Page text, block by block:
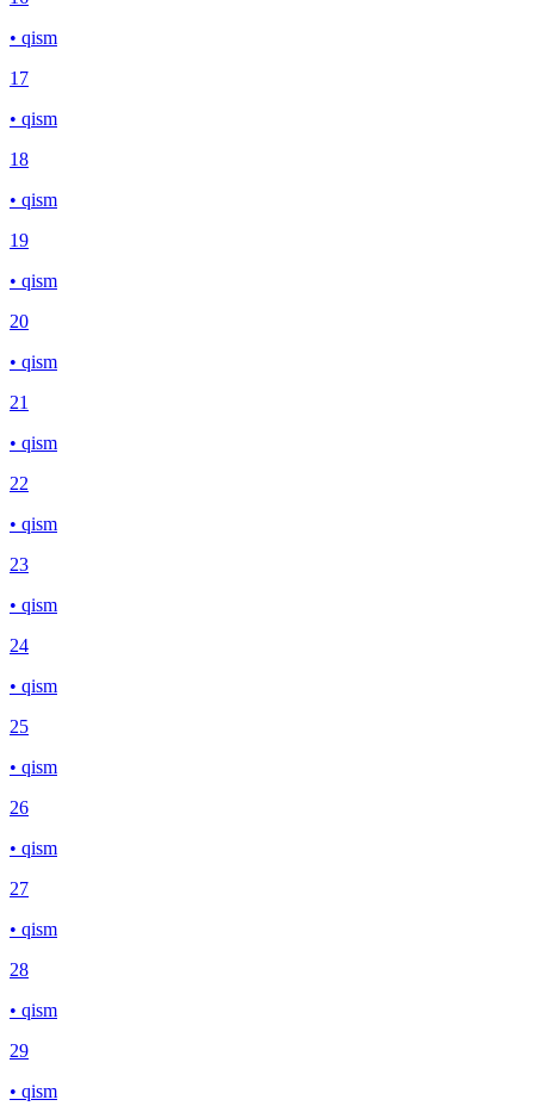
• qism
17
• qism
18
• qism
19
• qism
20
• qism
21
• qism
22
• qism
23
• qism
24
• qism
25
• qism
26
• qism
27
• qism
28
• qism
29
• qism